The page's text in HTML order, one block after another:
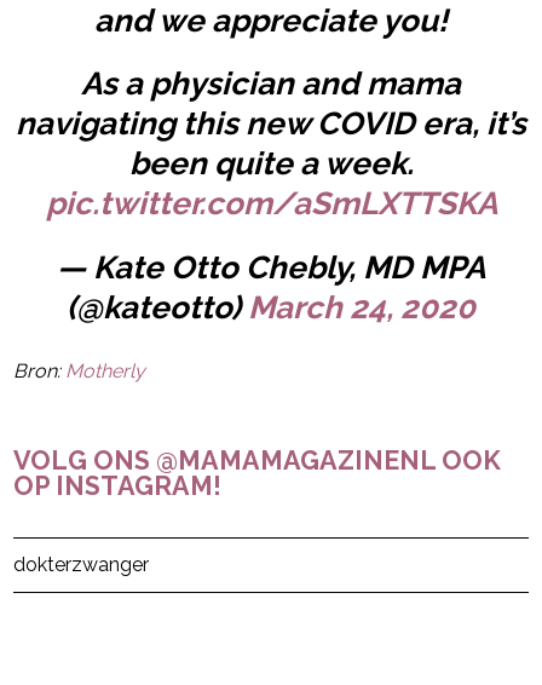
and we appreciate you!
As a physician and mama
navigating this new COVID era, it’s
been quite a week.
pic.twitter.com/aSmLXTTSKA
— Kate Otto Chebly, MD MPA
(@kateotto) March 24, 2020
Bron: Motherly
VOLG ONS @MAMAMAGAZINENL OOK
OP INSTAGRAM!
Post Views: 18
dokterzwanger